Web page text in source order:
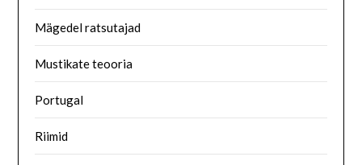
Mägedel ratsutajad
Mustikate teooria
Portugal
Riimid